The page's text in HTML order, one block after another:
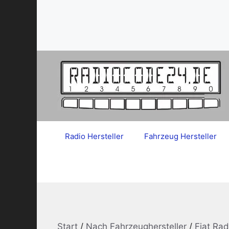
Radio Hersteller Fahrzeug Hersteller
Start / Nach Fahrzeughersteller / Fiat